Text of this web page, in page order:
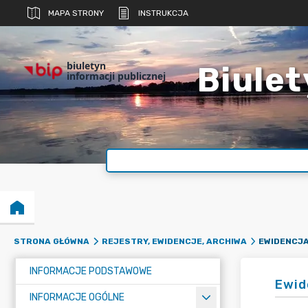
MAPA STRONY INSTRUKCJA
biuletyn
informacji publicznej
STRONA GŁÓWNA REJESTRY, EWIDENCJE, ARCHIWA
INFORMACJE PODSTAWOWE
INFORMACJE OGÓLNE